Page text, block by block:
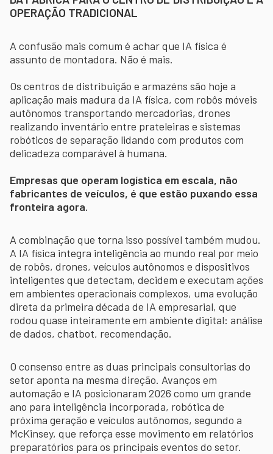
OPERAÇÃO TRADICIONAL
A confusão mais comum é achar que IA física é
assunto de montadora. Não é mais.
Os centros de distribuição e armazéns são hoje a
aplicação mais madura da IA física, com robôs móveis
autônomos transportando mercadorias, drones
realizando inventário entre prateleiras e sistemas
robóticos de separação lidando com produtos com
delicadeza comparável à humana.
Empresas que operam logística em escala, não
fabricantes de veículos, é que estão puxando essa
fronteira agora.
A combinação que torna isso possível também mudou.
A IA física integra inteligência ao mundo real por meio
de robôs, drones, veículos autônomos e dispositivos
inteligentes que detectam, decidem e executam ações
em ambientes operacionais complexos, uma evolução
direta da primeira década de IA empresarial, que
rodou quase inteiramente em ambiente digital: análise
de dados, chatbot, recomendação.
O consenso entre as duas principais consultorias do
setor aponta na mesma direção. Avanços em
automação e IA posicionaram 2026 como um grande
ano para inteligência incorporada, robótica de
próxima geração e veículos autônomos, segundo a
McKinsey, que reforça esse movimento em relatórios
preparatórios para os principais eventos do setor.